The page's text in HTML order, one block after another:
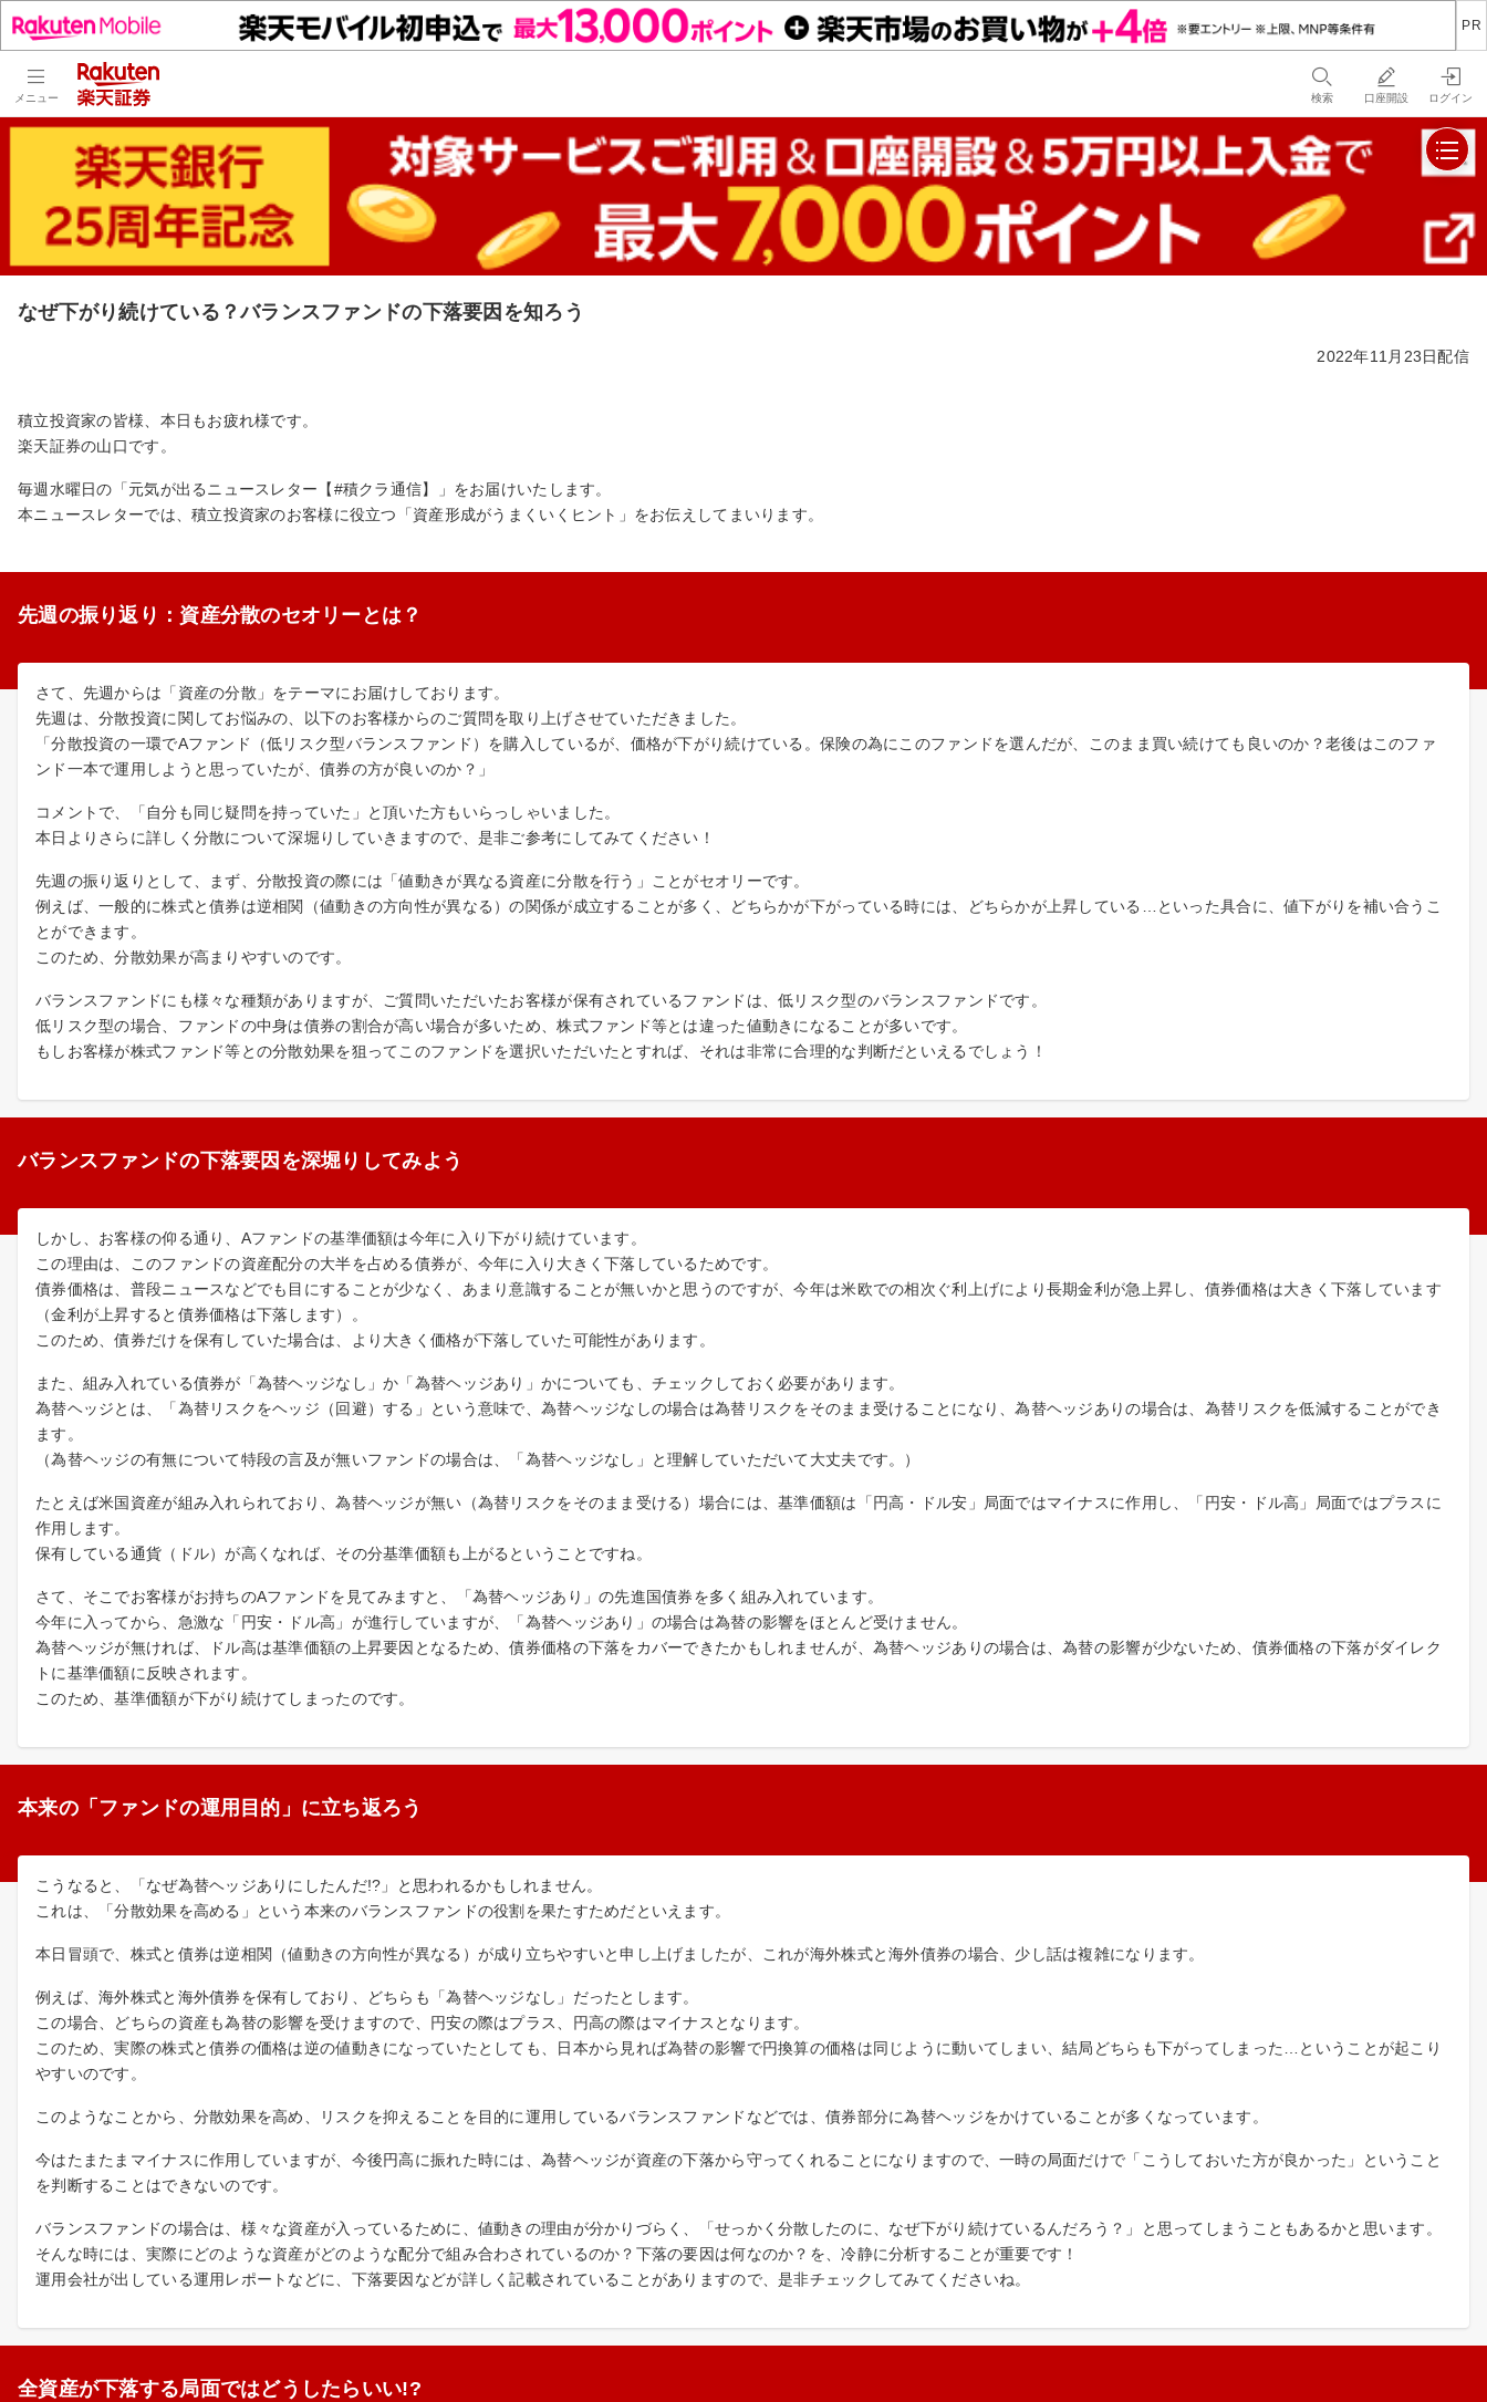
メニュー 検索 口座開設 ログイン
なぜ下がり続けている？バランスファンドの下落要因を知ろう
2022年11月23日配信
積立投資家の皆様、本日もお疲れ様です。
楽天証券の山口です。
毎週水曜日の「元気が出るニュースレター【#積クラ通信】」をお届けいたします。
本ニュースレターでは、積立投資家のお客様に役立つ「資産形成がうまくいくヒント」をお伝えしてまいります。
先週の振り返り：資産分散のセオリーとは？
さて、先週からは「資産の分散」をテーマにお届けしております。
先週は、分散投資に関してお悩みの、以下のお客様からのご質問を取り上げさせていただきました。
「分散投資の一環でAファンド（低リスク型バランスファンド）を購入しているが、価格が下がり続けている。保険の為にこのファンドを選んだが、このまま買い続けても良いのか？老後はこのファ
ンド一本で運用しようと思っていたが、債券の方が良いのか？」
コメントで、「自分も同じ疑問を持っていた」と頂いた方もいらっしゃいました。
本日よりさらに詳しく分散について深堀りしていきますので、是非ご参考にしてみてください！
先週の振り返りとして、まず、分散投資の際には「値動きが異なる資産に分散を行う」ことがセオリーです。
例えば、一般的に株式と債券は逆相関（値動きの方向性が異なる）の関係が成立することが多く、どちらかが下がっている時には、どちらかが上昇している…といった具合に、値下がりを補い合うこ
とができます。
このため、分散効果が高まりやすいのです。
バランスファンドにも様々な種類がありますが、ご質問いただいたお客様が保有されているファンドは、低リスク型のバランスファンドです。
低リスク型の場合、ファンドの中身は債券の割合が高い場合が多いため、株式ファンド等とは違った値動きになることが多いです。
もしお客様が株式ファンド等との分散効果を狙ってこのファンドを選択いただいたとすれば、それは非常に合理的な判断だといえるでしょう！
バランスファンドの下落要因を深堀りしてみよう
しかし、お客様の仰る通り、Aファンドの基準価額は今年に入り下がり続けています。
この理由は、このファンドの資産配分の大半を占める債券が、今年に入り大きく下落しているためです。
債券価格は、普段ニュースなどでも目にすることが少なく、あまり意識することが無いかと思うのですが、今年は米欧での相次ぐ利上げにより長期金利が急上昇し、債券価格は大きく下落しています
（金利が上昇すると債券価格は下落します）。
このため、債券だけを保有していた場合は、より大きく価格が下落していた可能性があります。
また、組み入れている債券が「為替ヘッジなし」か「為替ヘッジあり」かについても、チェックしておく必要があります。
為替ヘッジとは、「為替リスクをヘッジ（回避）する」という意味で、為替ヘッジなしの場合は為替リスクをそのまま受けることになり、為替ヘッジありの場合は、為替リスクを低減することができ
ます。
（為替ヘッジの有無について特段の言及が無いファンドの場合は、「為替ヘッジなし」と理解していただいて大丈夫です。）
たとえば米国資産が組み入れられており、為替ヘッジが無い（為替リスクをそのまま受ける）場合には、基準価額は「円高・ドル安」局面ではマイナスに作用し、「円安・ドル高」局面ではプラスに
作用します。
保有している通貨（ドル）が高くなれば、その分基準価額も上がるということですね。
さて、そこでお客様がお持ちのAファンドを見てみますと、「為替ヘッジあり」の先進国債券を多く組み入れています。
今年に入ってから、急激な「円安・ドル高」が進行していますが、「為替ヘッジあり」の場合は為替の影響をほとんど受けません。
為替ヘッジが無ければ、ドル高は基準価額の上昇要因となるため、債券価格の下落をカバーできたかもしれませんが、為替ヘッジありの場合は、為替の影響が少ないため、債券価格の下落がダイレク
トに基準価額に反映されます。
このため、基準価額が下がり続けてしまったのです。
本来の「ファンドの運用目的」に立ち返ろう
こうなると、「なぜ為替ヘッジありにしたんだ!?」と思われるかもしれません。
これは、「分散効果を高める」という本来のバランスファンドの役割を果たすためだといえます。
本日冒頭で、株式と債券は逆相関（値動きの方向性が異なる）が成り立ちやすいと申し上げましたが、これが海外株式と海外債券の場合、少し話は複雑になります。
例えば、海外株式と海外債券を保有しており、どちらも「為替ヘッジなし」だったとします。
この場合、どちらの資産も為替の影響を受けますので、円安の際はプラス、円高の際はマイナスとなります。
このため、実際の株式と債券の価格は逆の値動きになっていたとしても、日本から見れば為替の影響で円換算の価格は同じように動いてしまい、結局どちらも下がってしまった…ということが起こり
やすいのです。
このようなことから、分散効果を高め、リスクを抑えることを目的に運用しているバランスファンドなどでは、債券部分に為替ヘッジをかけていることが多くなっています。
今はたまたまマイナスに作用していますが、今後円高に振れた時には、為替ヘッジが資産の下落から守ってくれることになりますので、一時の局面だけで「こうしておいた方が良かった」ということ
を判断することはできないのです。
バランスファンドの場合は、様々な資産が入っているために、値動きの理由が分かりづらく、「せっかく分散したのに、なぜ下がり続けているんだろう？」と思ってしまうこともあるかと思います。
そんな時には、実際にどのような資産がどのような配分で組み合わされているのか？下落の要因は何なのか？を、冷静に分析することが重要です！
運用会社が出している運用レポートなどに、下落要因などが詳しく記載されていることがありますので、是非チェックしてみてくださいね。
全資産が下落する局面ではどうしたらいい!?